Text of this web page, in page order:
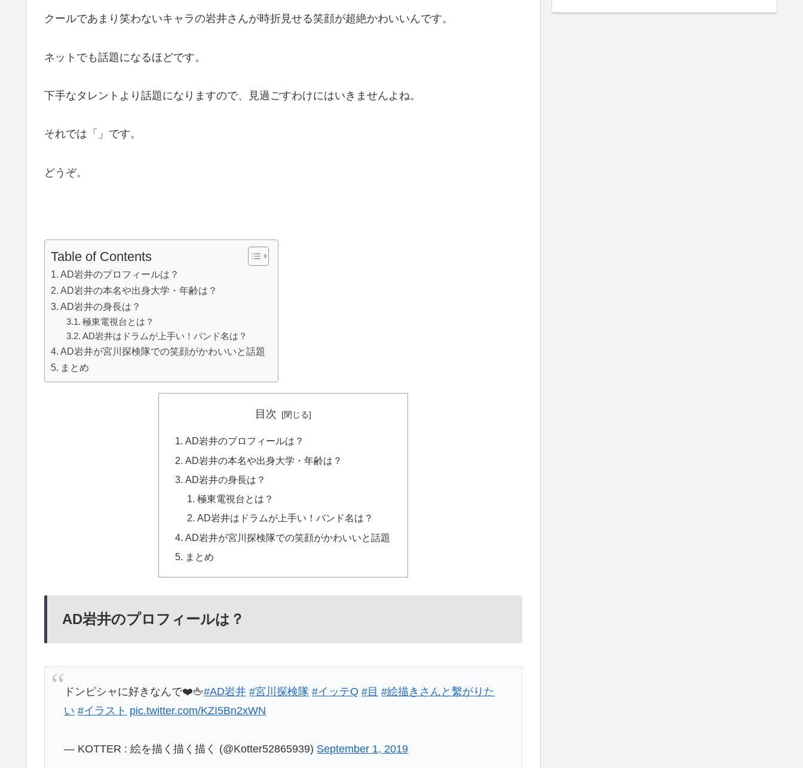
クールであまり笑わないキャラの岩井さんが時折見せる笑顔が超絶かわいいんです。
ネットでも話題になるほどです。
下手なタレントより話題になりますので、見過ごすわけにはいきませんよね。
それでは「」です。
どうぞ。
Table of Contents
AD岩井のプロフィールは？
AD岩井の本名や出身大学・年齢は？
AD岩井の身長は？
極東電視台とは？
AD岩井はドラムが上手い！バンド名は？
AD岩井が宮川探検隊での笑顔がかわいいと話題
まとめ
目次
AD岩井のプロフィールは？
AD岩井の本名や出身大学・年齢は？
AD岩井の身長は？
極東電視台とは？
AD岩井はドラムが上手い！バンド名は？
AD岩井が宮川探検隊での笑顔がかわいいと話題
まとめ
AD岩井のプロフィールは？
ドンピシャに好きなんで❤️🖕#AD岩井 #宮川探検隊 #イッテQ #目 #絵描きさんと繫がりた
い #イラスト pic.twitter.com/KZI5Bn2xWN
— KOTTER : 絵を描く描く描く (@Kotter52865939) September 1, 2019